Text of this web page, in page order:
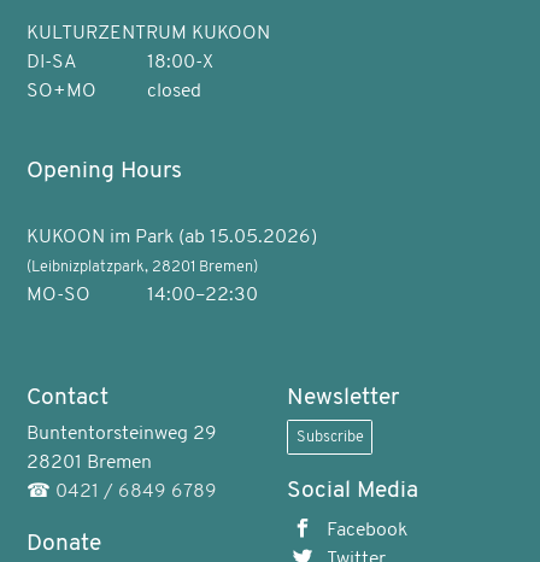
KULTURZENTRUM KUKOON
DI-SA
18:00-X
SO+MO
closed
Opening Hours
KUKOON im Park (ab 15.05.2026)
(Leibnizplatzpark, 28201 Bremen)
MO-SO 14:00–22:30
Contact
Buntentorsteinweg 29
28201 Bremen
☎ 0421 / 6849 6789
Donate
Newsletter
Subscribe
Social Media
Facebook